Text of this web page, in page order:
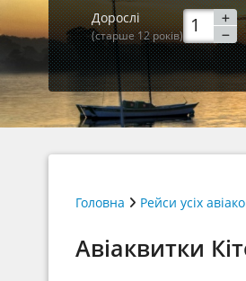
Дорослі
(старше 12 років)
Головна Рейси усіх
Авіаквитки